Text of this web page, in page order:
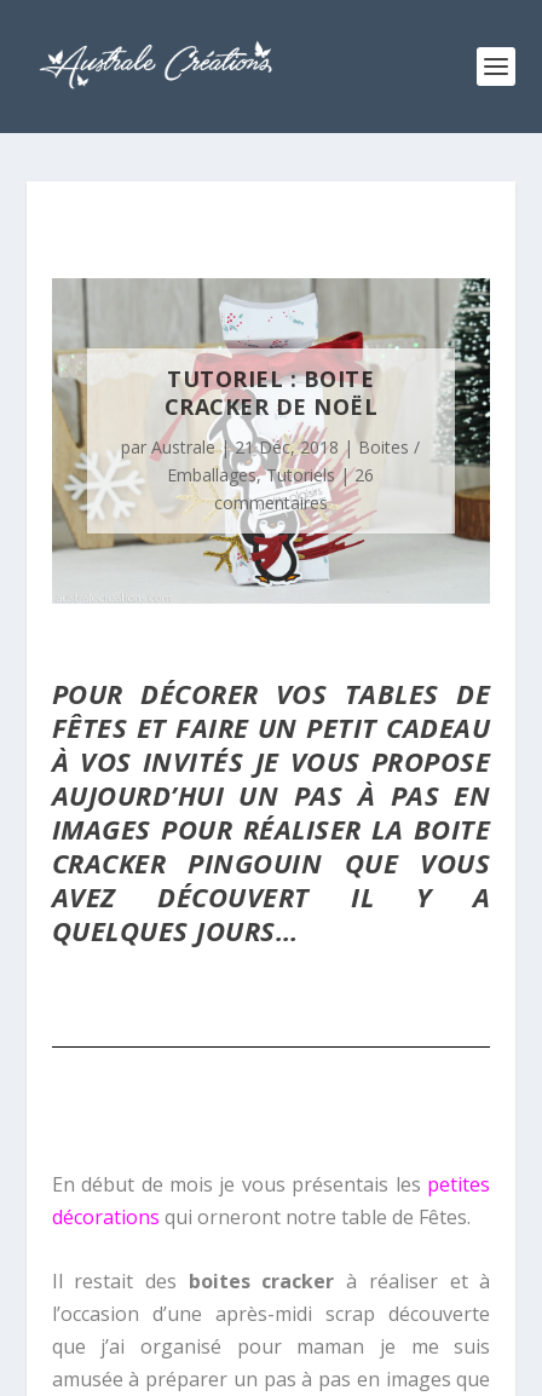
TUTORIEL : BOITE
CRACKER DE NOËL
parAustrale|21 Déc, 2018 |Boites /
Emballages,Tutoriels|26
commentaires
POUR DÉCORER VOS TABLES DE
FÊTES ET FAIRE UN PETIT CADEAU
À VOS INVITÉS JE VOUS PROPOSE
AUJOURD’HUI UN PAS À PAS EN
IMAGES POUR RÉALISER LA BOITE
CRACKER PINGOUIN QUE VOUS
AVEZ DÉCOUVERT IL Y A
QUELQUES JOURS…
En début de mois je vous présentais les petites
décorations qui orneront notre table de Fêtes.
Il restait des boites cracker à réaliser et à
l’occasion d’une après-midi scrap découverte
que j’ai organisé pour maman je me suis
amusée à préparer un pas à pas en images que